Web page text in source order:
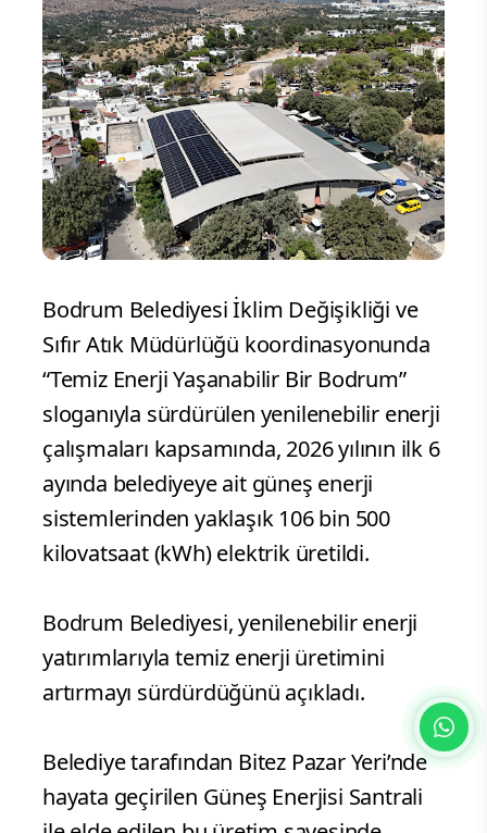
Bodrum Belediyesi İklim Değişikliği ve
Sıfır Atık Müdürlüğü koordinasyonunda
“Temiz Enerji Yaşanabilir Bir Bodrum”
sloganıyla sürdürülen yenilenebilir enerji
çalışmaları kapsamında, 2026 yılının ilk 6
ayında belediyeye ait güneş enerji
sistemlerinden yaklaşık 106 bin 500
kilovatsaat (kWh) elektrik üretildi.
Bodrum Belediyesi, yenilenebilir enerji
yatırımlarıyla temiz enerji üretimini
artırmayı sürdürdüğünü açıkladı.
Belediye tarafından Bitez Pazar Yeri’nde
hayata geçirilen Güneş Enerjisi Santrali